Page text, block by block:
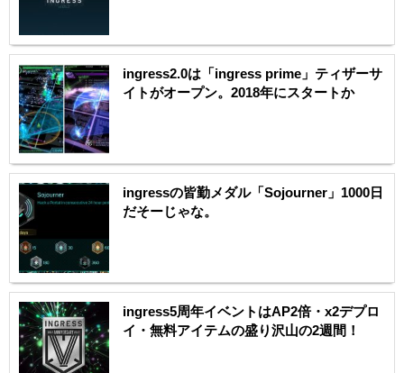
ingress2.0は「ingress prime」ティザーサ
イトがオープン。2018年にスタートか
ingressの皆勤メダル「Sojourner」1000日
だそーじゃな。
ingress5周年イベントはAP2倍・x2デプロ
イ・無料アイテムの盛り沢山の2週間！